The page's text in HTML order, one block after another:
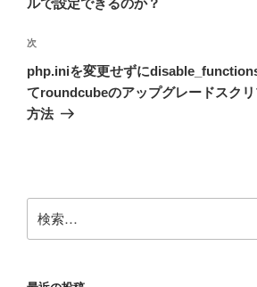
ゲ
ー
シ
ョ
ルで設定できるのか？
次
の
投
稿
次
php.iniを変更せずに
てroundcubeのアップグレードスク
方法
索: